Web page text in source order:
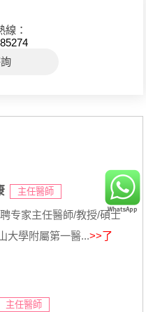
線：
主任醫師
专家主任醫師/教授/碩士
大學附屬第一醫...>>了
主任醫師